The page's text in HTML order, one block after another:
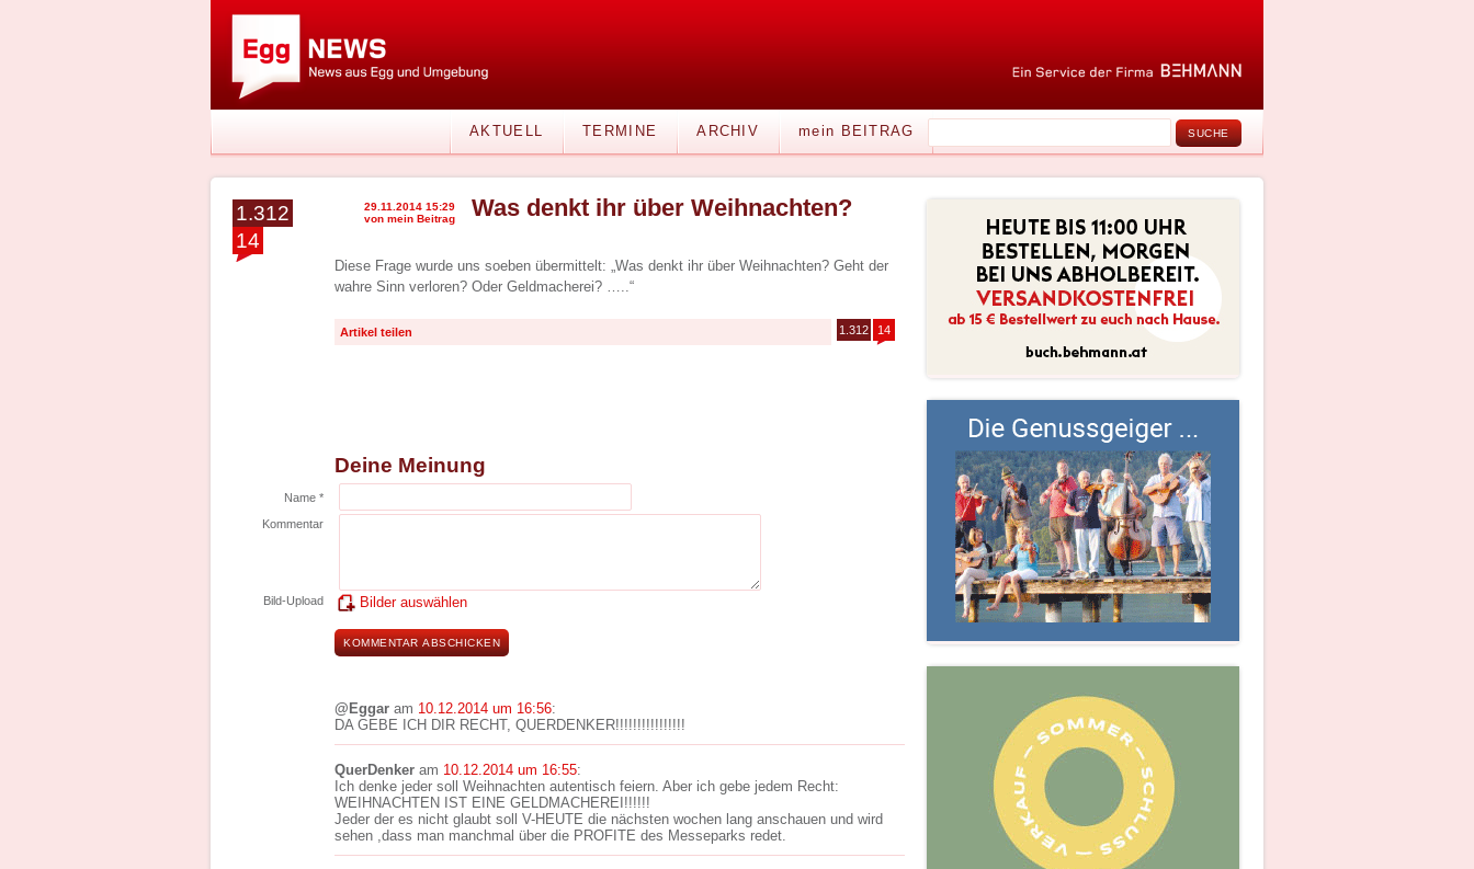
AKTUELL TERMINE ARCHIV mein BEITRAG
1.312
14
29.11.2014 15:29
von mein Beitrag
Was denkt ihr über Weihnachten?
Diese Frage wurde uns soeben übermittelt: „Was denkt ihr über Weihnachten? Geht der
wahre Sinn verloren? Oder Geldmacherei? …..“
Artikel teilen 1.312 14
Deine Meinung
Name *
Kommentar
Bild-Upload Bilder auswählen
@Eggar am 10.12.2014 um 16:56:
DA GEBE ICH DIR RECHT, QUERDENKER!!!!!!!!!!!!!!!!
QuerDenker am 10.12.2014 um 16:55:
Ich denke jeder soll Weihnachten autentisch feiern. Aber ich gebe jedem Recht:
WEIHNACHTEN IST EINE GELDMACHEREI!!!!!!
Jeder der es nicht glaubt soll V-HEUTE die nächsten wochen lang anschauen und wird
sehen ,dass man manchmal über die PROFITE des Messeparks redet.